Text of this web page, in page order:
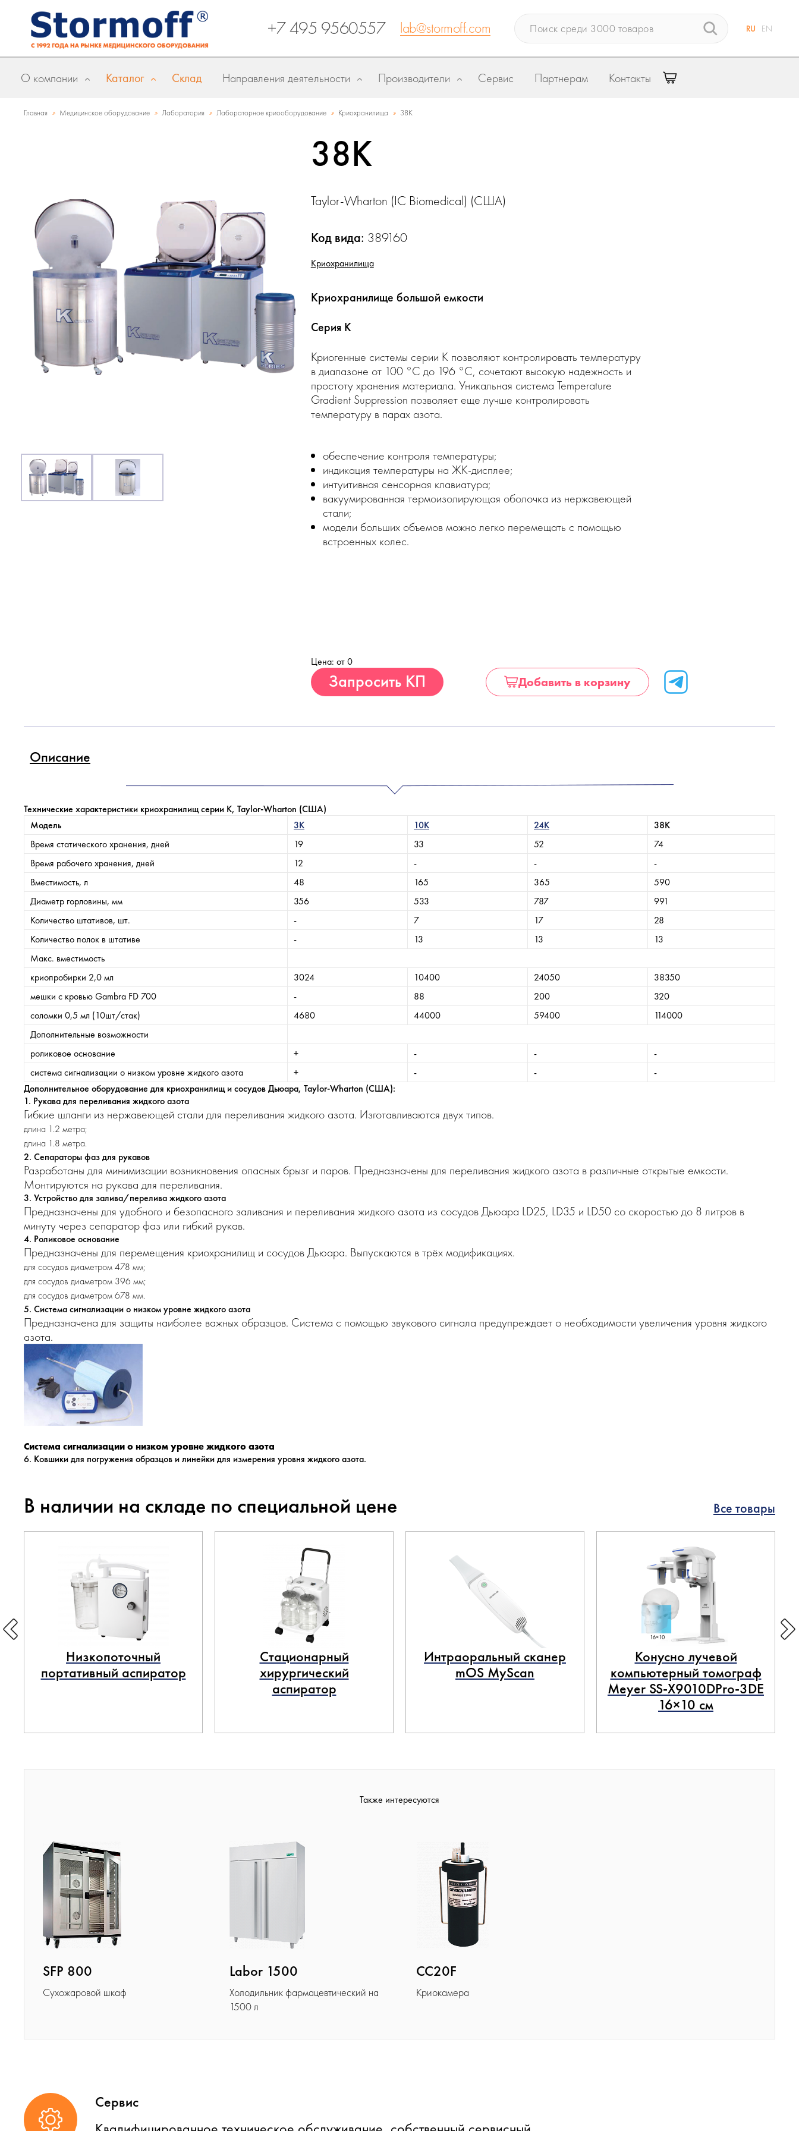
+7 495 9560557 lab@stormoff.com RU EN
О компании Каталог Склад Направления деятельности Производители Сервис Партнерам Контакты
Главная » Медицинское оборудование » Лаборатория » Лабораторное криооборудование » Криохранилища » 38K
38K
Taylor-Wharton (IC Biomedical) (США)
Код вида: 389160
Криохранилища
Криохранилище большой емкости
Серия K
Криогенные системы серии К позволяют контролировать температуру
в диапазоне от 100 °С до 196 °С, сочетают высокую надежность и
простоту хранения материала. Уникальная система Temperature
Gradient Suppression позволяет еще лучше контролировать
температуру в парах азота.
обеспечение контроля температуры;
индикация температуры на ЖК-дисплее;
интуитивная сенсорная клавиатура;
вакуумированная термоизолирующая оболочка из нержавеющей
стали;
модели больших объемов можно легко перемещать с помощью
встроенных колес.
Цена: от 0
Запросить КП Добавить в корзину
Описание
Технические характеристики криохранилищ серии K, Taylor-Wharton (США)
Модель
3K 10K 24K
38K
Время статического хранения, дней
19 33 52
74
Время рабочего хранения, дней
12 - -
-
Вместимость, л
48 165 365
590
Диаметр горловины, мм
356 533 787
991
Количество штативов, шт.
- 7 17
28
Количество полок в штативе
- 13 13
13
Макс. вместимость
криопробирки 2,0 мл
3024 10400 24050
38350
мешки с кровью Gambra FD 700
- 88 200
320
соломки 0,5 мл (10шт/стак)
4680 44000 59400
114000
Дополнительные возможности
роликовое основание
+ - -
-
система сигнализации о низком уровне жидкого азота
+ - -
-
Дополнительное оборудование для криохранилищ и сосудов Дьюара, Taylor-Wharton (США):
1. Рукава для переливания жидкого азота
Гибкие шланги из нержавеющей стали для переливания жидкого азота. Изготавливаются двух типов.
длина 1.2 метра;
длина 1.8 метра.
2. Сепараторы фаз для рукавов
Разработаны для минимизации возникновения опасных брызг и паров. Предназначены для переливания жидкого азота в различные открытые емкости.
Монтируются на рукава для переливания.
3. Устройство для залива/перелива жидкого азота
Предназначены для удобного и безопасного заливания и переливания жидкого азота из сосудов Дьюара LD25, LD35 и LD50 со скоростью до 8 литров в
минуту через сепаратор фаз или гибкий рукав.
4. Роликовое основание
Предназначены для перемещения криохранилищ и сосудов Дьюара. Выпускаются в трёх модификациях.
для сосудов диаметром 478 мм;
для сосудов диаметром 396 мм;
для сосудов диаметром 678 мм.
5. Система сигнализации о низком уровне жидкого азота
Предназначена для защиты наиболее важных образцов. Система с помощью звукового сигнала предупреждает о необходимости увеличения уровня жидкого
азота.
Система сигнализации о низком уровне жидкого азота
6. Ковшики для погружения образцов и линейки для измерения уровня жидкого азота.
В наличии на складе по специальной цене Все товары
Низкопоточный
портативный аспиратор
Стационарный
хирургический
аспиратор
Интраоральный сканер
mOS MyScan
Конусно лучевой
компьютерный томограф
Meyer SS-X9010DPro-3DE
16×10 см
Также интересуются
SFP 800
Сухожаровой шкаф
Labor 1500
Холодильник фармацевтический на
1500 л
CC20F
Криокамера
Сервис